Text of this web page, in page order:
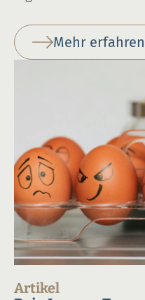
Mehr erfahren
Artikel